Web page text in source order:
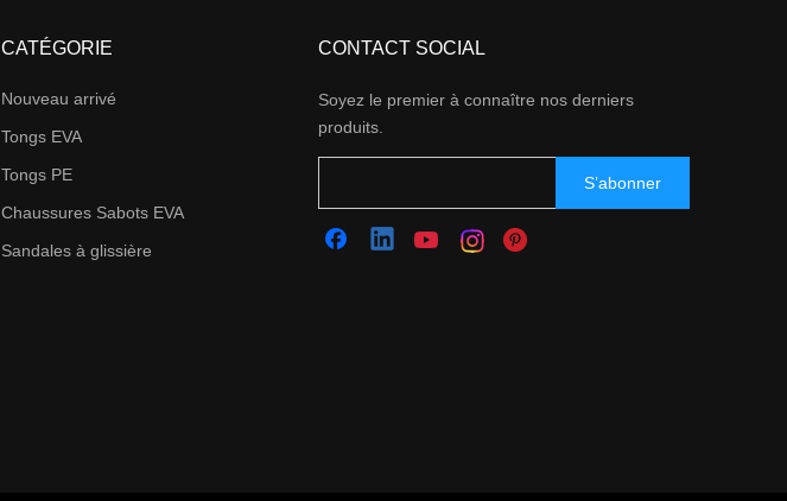
CATÉGORIE
Nouveau arrivé
Tongs EVA
Tongs PE
Chaussures Sabots EVA
Sandales à glissière
CONTACT SOCIAL
Soyez le premier à connaître nos derniers
produits.
S’abonner